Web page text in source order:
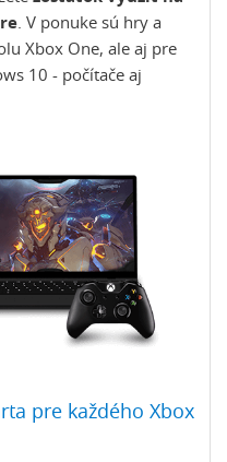
. V ponuke sú hry a
Xbox One, ale aj pre
10 - počítače aj
pre každého Xbox